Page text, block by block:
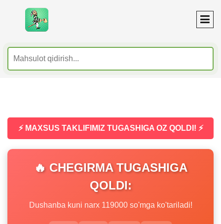
⚡ MAXSUS TAKLIFIMIZ TUGASHIGA OZ QOLDI! ⚡
🔥 CHEGIRMA TUGASHIGA
QOLDI:
Dushanba kuni narx 119000 so'mga ko'tariladi!